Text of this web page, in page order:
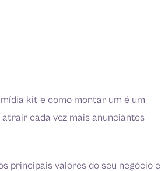
kit e como montar um é um
cada vez mais anunciantes
principais valores do seu negócio e